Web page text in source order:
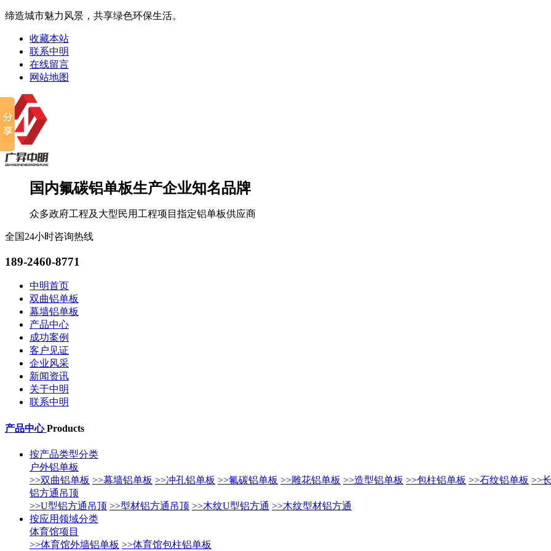
缔造城市魅力风景，共享绿色环保生活。
收藏本站
联系中明
在线留言
网站地图
国内氟碳铝单板生产企业知名品牌
众多政府工程及大型民用工程项目指定铝单板供应商
全国24小时咨询热线
189-2460-8771
中明首页
双曲铝单板
幕墙铝单板
产品中心
成功案例
客户见证
企业风采
新闻资讯
关于中明
联系中明
产品中心Products
按产品类型分类
户外铝单板
>>双曲铝单板 >>幕墙铝单板 >>冲孔铝单板 >>氟碳铝单板 >>雕花铝单板 >>造型铝单板 >>包柱铝单板 >>石纹铝单板 >>
铝方通吊顶
>>U型铝方通吊顶 >>型材铝方通吊顶 >>木纹U型铝方通 >>木纹型材铝方通
按应用领域分类
体育馆项目
>>体育馆外墙铝单板 >>体育馆包柱铝单板